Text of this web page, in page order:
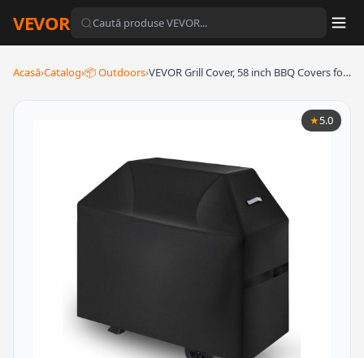
VEVOR
Acasă›Catalog›📦 Outdoors›VEVOR Grill Cover, 58 inch BBQ Covers fo…
★5.0